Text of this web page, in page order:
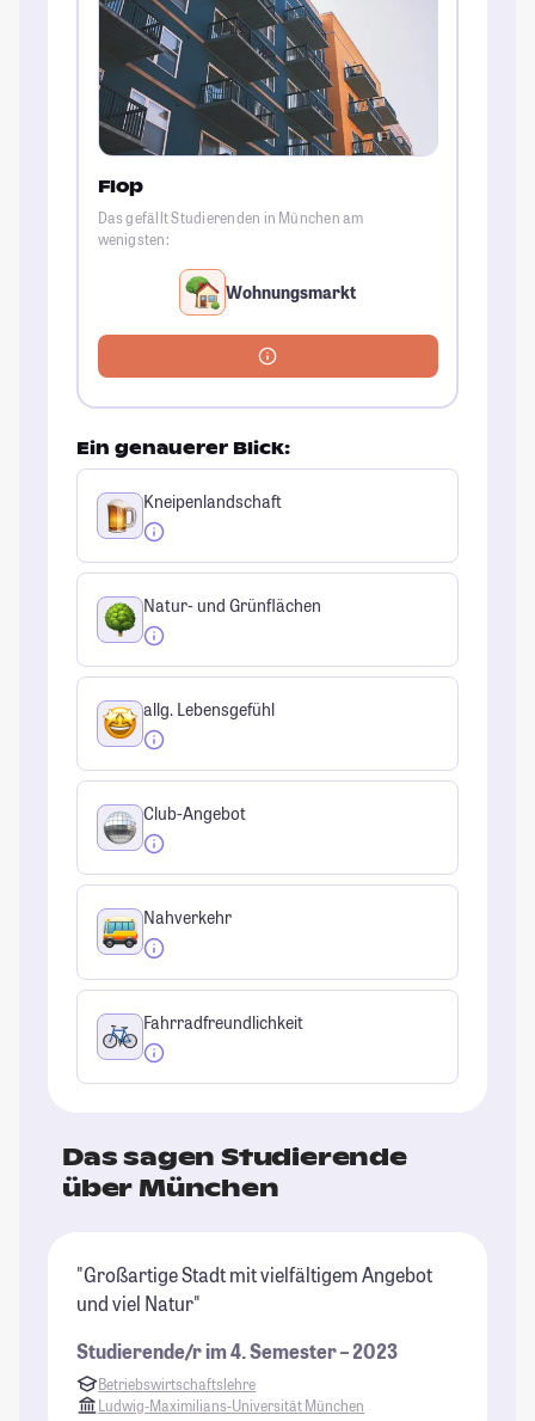
Flop
Das gefällt Studierenden in München am
wenigsten:
Wohnungsmarkt
Ein genauerer Blick:
Kneipenlandschaft
Natur- und Grünflächen
allg. Lebensgefühl
Club-Angebot
Nahverkehr
Fahrradfreundlichkeit
Das sagen Studierende
über München
"Großartige Stadt mit vielfältigem Angebot
und viel Natur"
Studierende/r im 4. Semester – 2023
Betriebswirtschaftslehre
Ludwig-Maximilians-Universität München